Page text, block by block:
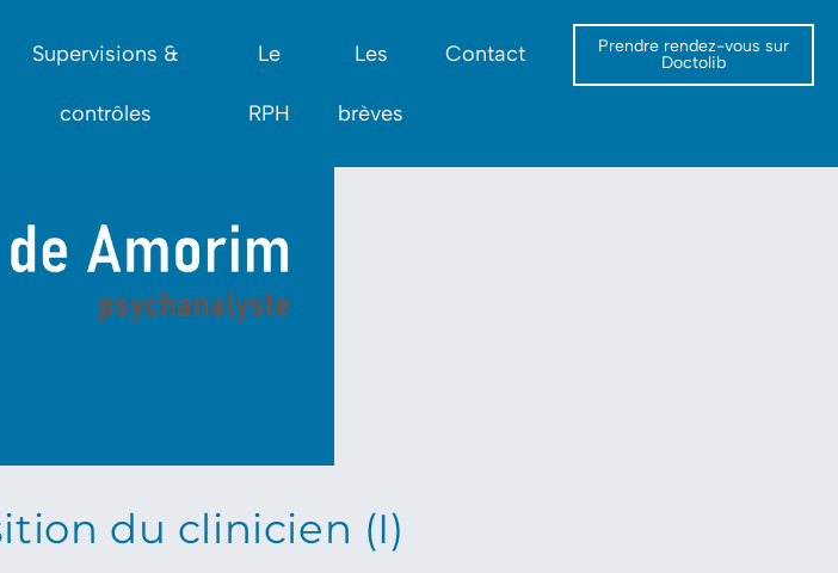
Supervisions &
contrôles
Le
RPH
Les
brèves
Contact
Prendre rendez-vous sur
Doctolib
du clinicien (I)